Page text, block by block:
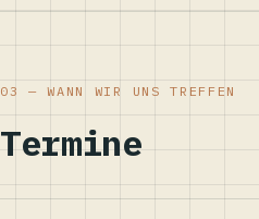
03 — WANN WIR UNS TREFFEN
Termine